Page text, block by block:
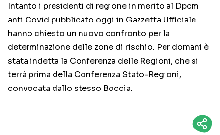
Intanto i presidenti di regione in merito al Dpcm
anti Covid pubblicato oggi in Gazzetta Ufficiale
hanno chiesto un nuovo confronto per la
determinazione delle zone di rischio. Per domani è
stata indetta la Conferenza delle Regioni, che si
terrà prima della Conferenza Stato-Regioni,
convocata dallo stesso Boccia.